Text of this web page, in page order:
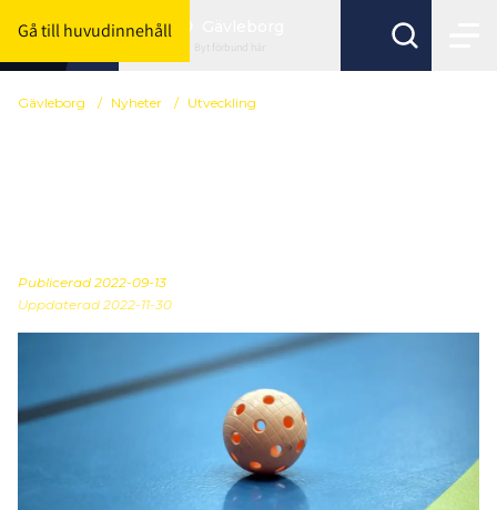
Gå till huvudinnehåll
Byt förbund här
Gävleborg / Nyheter / Utveckling
Publicerad 2022-09-13
Uppdaterad 2022-11-30